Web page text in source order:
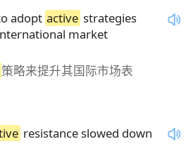
adopt active strategies
market
策略来提升其国际市场表
resistance slowed down